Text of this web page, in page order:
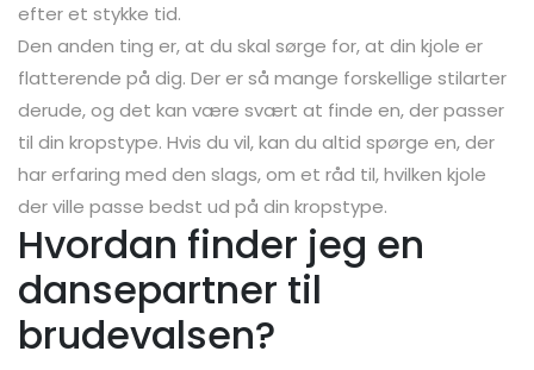
efter et stykke tid.
Den anden ting er, at du skal sørge for, at din kjole er
flatterende på dig. Der er så mange forskellige stilarter
derude, og det kan være svært at finde en, der passer
til din kropstype. Hvis du vil, kan du altid spørge en, der
har erfaring med den slags, om et råd til, hvilken kjole
der ville passe bedst ud på din kropstype.
Hvordan finder jeg en
dansepartner til
brudevalsen?